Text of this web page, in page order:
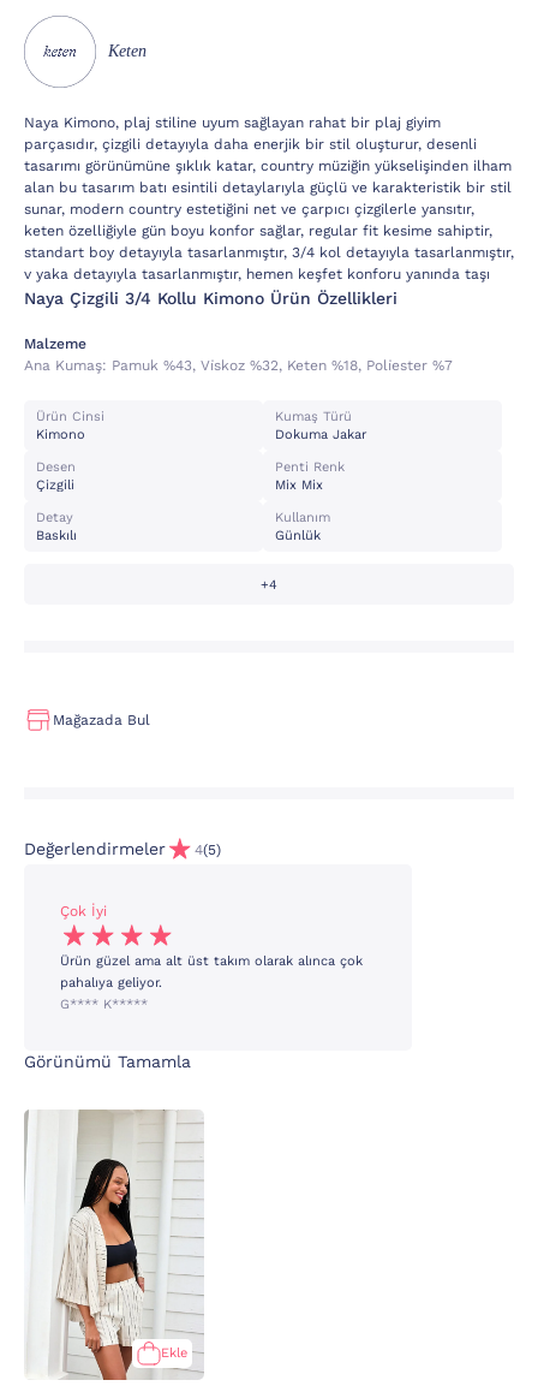
Keten
Naya Kimono, plaj stiline uyum sağlayan rahat bir plaj giyim
parçasıdır, çizgili detayıyla daha enerjik bir stil oluşturur, desenli
tasarımı görünümüne şıklık katar, country müziğin yükselişinden ilham
alan bu tasarım batı esintili detaylarıyla güçlü ve karakteristik bir stil
sunar, modern country estetiğini net ve çarpıcı çizgilerle yansıtır,
keten özelliğiyle gün boyu konfor sağlar, regular fit kesime sahiptir,
standart boy detayıyla tasarlanmıştır, 3/4 kol detayıyla tasarlanmıştır,
v yaka detayıyla tasarlanmıştır, hemen keşfet konforu yanında taşı
Naya Çizgili 3/4 Kollu Kimono Ürün Özellikleri
Malzeme
Ana Kumaş: Pamuk %43, Vi̇skoz %32, Keten %18, Poli̇ester %7
Ürün Cinsi
Kimono
Kumaş Türü
Dokuma Jakar
Desen
Çizgili
Penti Renk
Mix Mix
Detay
Baskılı
Kullanım
Günlük
+4
Mağazada Bul
Değerlendirmeler 4(5)
Çok İyi
Ürün güzel ama alt üst takım olarak alınca çok
pahalıya geliyor.
G**** K*****
Görünümü Tamamla
Ekle